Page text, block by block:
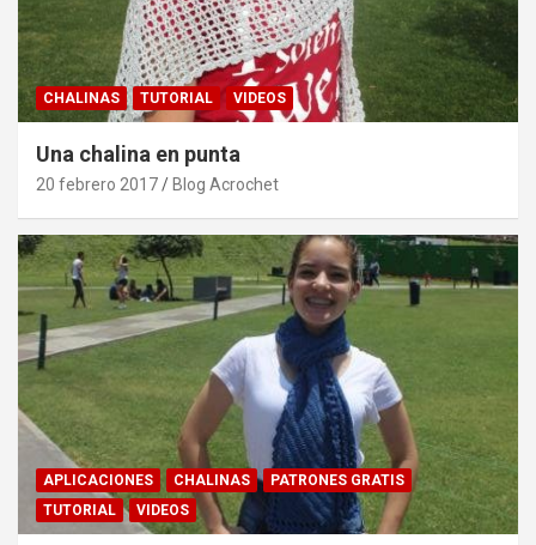
CHALINAS TUTORIAL VIDEOS
Una chalina en punta
20 febrero 2017 Blog Acrochet
APLICACIONES CHALINAS
PATRONES GRATIS
TUTORIAL
VIDEOS